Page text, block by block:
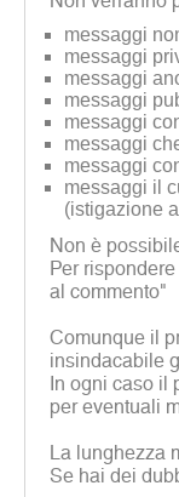
messaggi
messaggi
messaggi
messaggi
messaggi
messaggi
messaggi
messaggi il
(istigazione
Non è
Per
al commento"
Comunque il
insindacabile
In ogni caso il
per eventuali
La lunghezza
Se hai dei